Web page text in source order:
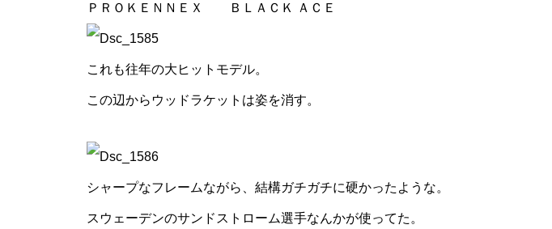
ＰＲＯＫＥＮＮＥＸ ＢＬＡＣＫ ＡＣＥ
これも往年の大ヒットモデル。
この辺からウッドラケットは姿を消す。
シャープなフレームながら、結構ガチガチに硬かったような。
スウェーデンのサンドストローム選手なんかが使ってた。